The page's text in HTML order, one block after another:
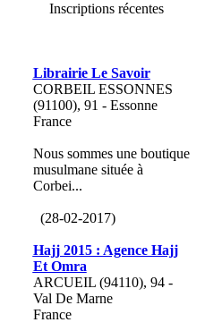
Inscriptions récentes
Librairie Le Savoir
CORBEIL ESSONNES
(91100), 91 - Essonne
France
Nous sommes une boutique
musulmane située à
Corbei...
(28-02-2017)
Hajj 2015 : Agence Hajj
Et Omra
ARCUEIL (94110), 94 -
Val De Marne
France